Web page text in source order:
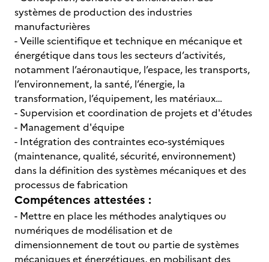
systèmes de production des industries
manufacturières
- Veille scientifique et technique en mécanique et
énergétique dans tous les secteurs d’activités,
notamment l’aéronautique, l’espace, les transports,
l’environnement, la santé, l’énergie, la
transformation, l’équipement, les matériaux…
- Supervision et coordination de projets et d'études
- Management d'équipe
- Intégration des contraintes eco-systémiques
(maintenance, qualité, sécurité, environnement)
dans la définition des systèmes mécaniques et des
processus de fabrication
Compétences attestées :
- Mettre en place les méthodes analytiques ou
numériques de modélisation et de
dimensionnement de tout ou partie de systèmes
mécaniques et énergétiques, en mobilisant des